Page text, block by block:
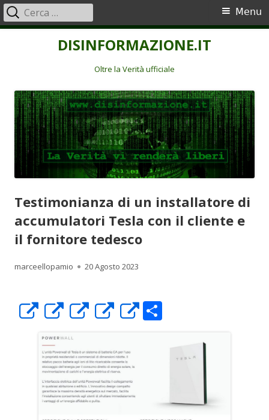
DISINFORMAZIONE.IT
Oltre la Verità ufficiale
Menu
principale
Menu
Ricerca
per:
Testimonianza di un installatore di
accumulatori Tesla con il cliente e
il fornitore tedesco
Autore
marceellopamio Pubblicato
20 Agosto 2023
Apre
in
una
nuova
finestra
Apre
in
una
nuova
finestra
Apre
una
nuova
finestra
Apre
una
nuova
finestra
Apre
una
nuova
finestra
n
di
di